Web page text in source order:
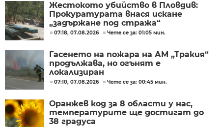
Жестокото убийство в Пловдив:
Прокуратурата внася искане
„задържане под стража“
07:18, 07.08.2026 Чете се за: 01:05 мин.
Гасенето на пожара на АМ „Тракия“
продължава, но огънят е
локализиран
07:10, 07.08.2026 Чете се за: 00:45 мин.
Оранжев код за 8 области у нас,
температурите ще достигат до
38 градуса